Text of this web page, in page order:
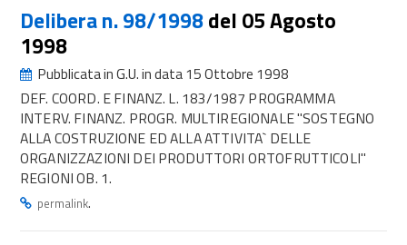
Delibera n. 98/1998del 05 Agosto
1998
Pubblicata in G.U. in data 15 Ottobre 1998
DEF. COORD. E FINANZ. L. 183/1987 PROGRAMMA
INTERV. FINANZ. PROGR. MULTIREGIONALE "SOSTEGNO
ALLA COSTRUZIONE ED ALLA ATTIVITA` DELLE
ORGANIZZAZIONI DEI PRODUTTORI ORTOFRUTTICOLI"
REGIONI OB. 1.
permalink.